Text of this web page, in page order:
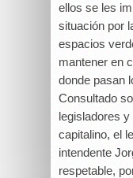
ellos se les
situación por
espacios
mantener en
donde pasan
Consultado
legisladores
capitalino, el
intendente
respetable,